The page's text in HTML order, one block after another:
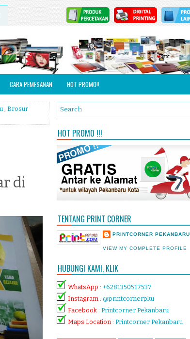
CARA PEMESANAN HOT PROMO!!
, Brosur
di
HOT PROMO !!!
TENTANG PRINT CORNER
PRINTCORNER PEKANBARU
VIEW MY COMPLETE PROFILE
HUBUNGI KAMI, KLIK
WhatsApp : +6281350517537
Instagram : @printcornerpku
Facebook : Printcorner Pekanbaru
Maps Location : Printcorner Pekanbaru